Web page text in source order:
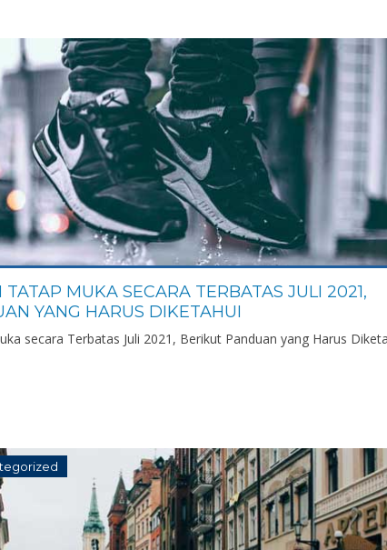
MUKA SECARA TERBATAS JULI 2021,
YANG HARUS DIKETAHUI
secara Terbatas Juli 2021, Berikut Panduan yang Harus